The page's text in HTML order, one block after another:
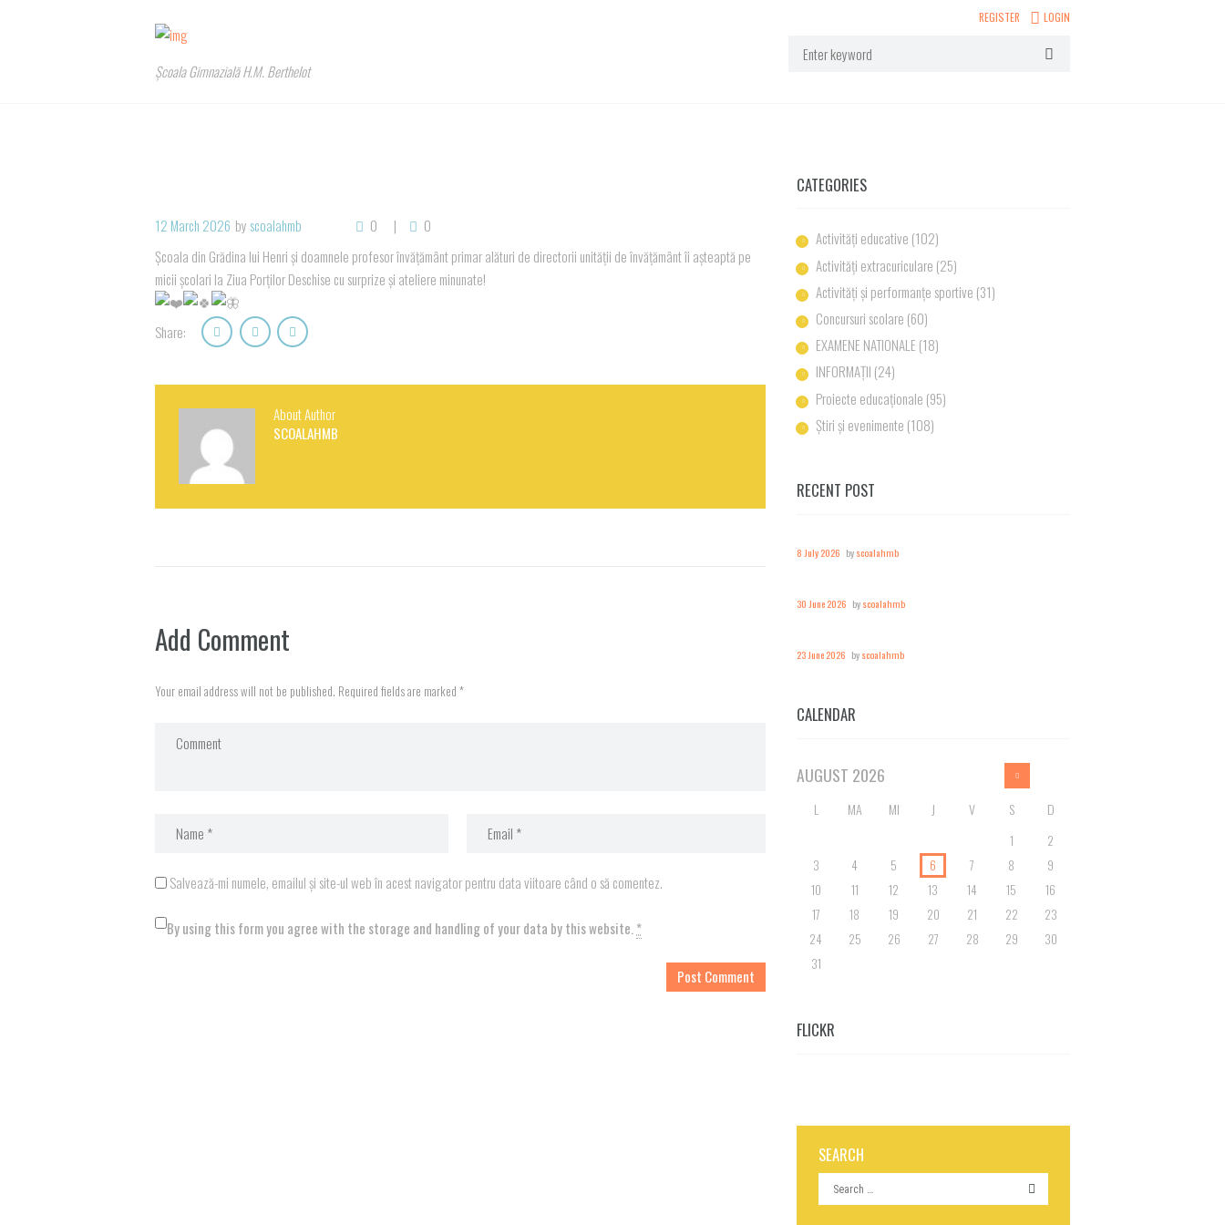
REGISTER LOGIN
Școala Gimnazială H.M. Berthelot
12 March 2026 by scoalahmb 0
0
Școala din Grădina lui Henri și doamnele profesor învățământ primar alături de directorii unității de învățământ îi așteaptă pe
micii școlari la Ziua Porților Deschise cu surprize și ateliere minunate!
Share:
About Author
SCOALAHMB
Add Comment
Your email address will not be published. Required fields are marked *
Salvează-mi numele, emailul și site-ul web în acest navigator pentru data viitoare când o să comentez.
By using this form you agree with the storage and handling of your data by this website. *
CATEGORIES
Activități educative (102)
Activități extracuriculare (25)
Activități și performanțe sportive (31)
Concursuri scolare (60)
EXAMENE NATIONALE (18)
INFORMAȚII (24)
Proiecte educaționale (95)
Știri și evenimente (108)
RECENT POST
8 July 2026 byscoalahmb
30 June 2026 byscoalahmb
23 June 2026 byscoalahmb
CALENDAR
AUGUST 2026
L MA MI J V S D
1
2
3
4 5 6 7 8
9
10
11 12 13 14 15
16
17
18 19 20 21 22
23
24
25 26 27 28 29
30
31
FLICKR
SEARCH